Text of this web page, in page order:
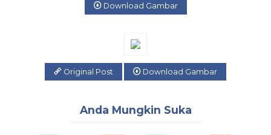
Download Gambar
Original Post Download Gambar
Anda Mungkin Suka